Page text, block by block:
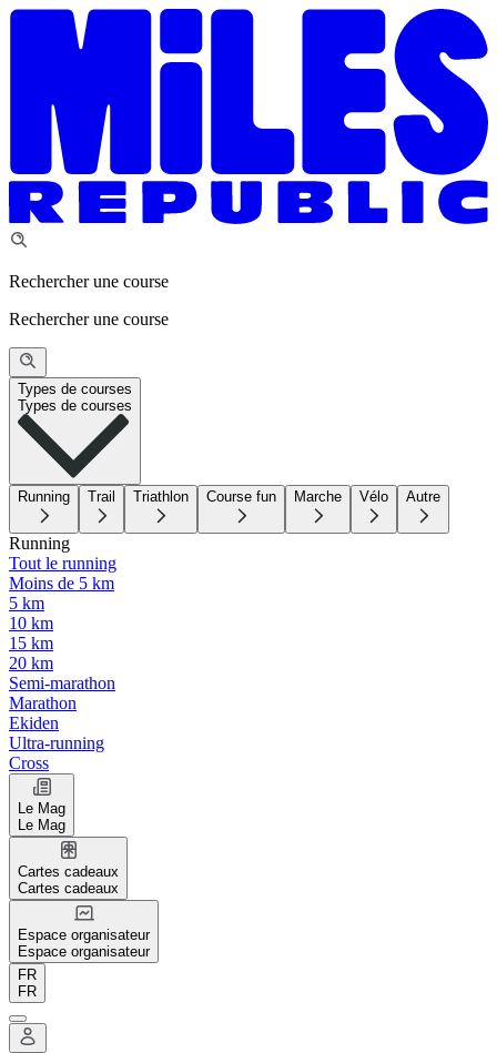
Rechercher une course
Rechercher une course
Types de courses
Types de courses
Running Trail Triathlon Course fun Marche Vélo Autre
Running
Tout le running
Moins de 5 km
5 km
10 km
15 km
20 km
Semi-marathon
Marathon
Ekiden
Ultra-running
Cross
Le Mag
Le Mag
Cartes cadeaux
Cartes cadeaux
Espace organisateur
Espace organisateur
FR
FR